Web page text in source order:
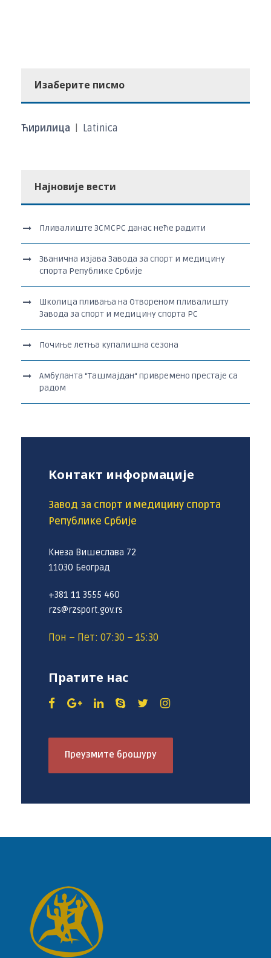
Изаберите писмо
Ћирилица Latinica
Најновије вести
Пливалиште ЗСМСРС данас неће радити
Званична изјава Завода за спорт и медицину
спорта Републике Србије
Школица пливања на Отвореном пливалишту
Завода за спорт и медицину спорта РС
Почиње летња купалишна сезона
Амбуланта “Ташмајдан“ привремено престаје са
радом
Контакт информације
Завод за спорт и медицину спорта
Републике Србије
Кнеза Вишеслава 72
11030 Београд
+381 11 3555 460
rzs@rzsport.gov.rs
Пон – Пет: 07:30 – 15:30
Пратите нас
Преузмите брошуру